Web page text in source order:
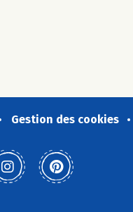
Gestion des cookies